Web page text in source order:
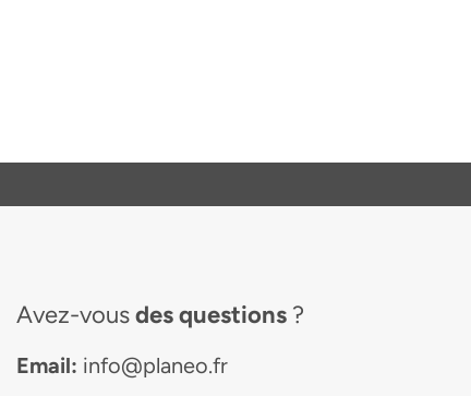
Avez-vousdes questions ?
Email: info@planeo.fr